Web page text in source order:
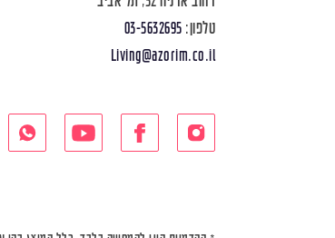
טלפון: 03-5632695
Living@azorim.co.il